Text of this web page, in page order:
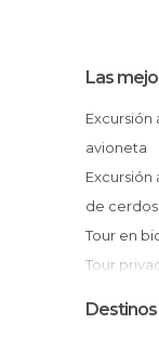
Las
Excursión a la Isla de los Cerdos en
avioneta
Excursión a Rose Island con avistamiento
de cerdos
Tour en
Tour